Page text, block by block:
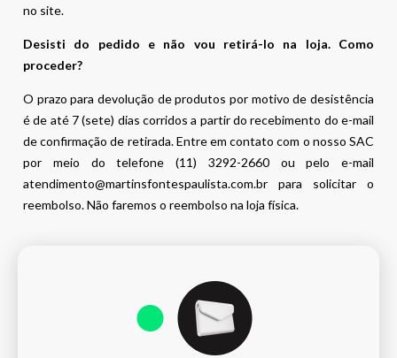
no site.
Desisti do pedido e não vou retirá-lo na loja. Como
proceder?
O prazo para devolução de produtos por motivo de desistência
é de até 7 (sete) dias corridos a partir do recebimento do e-mail
de confirmação de retirada. Entre em contato com o nosso SAC
por meio do telefone (11) 3292-2660 ou pelo e-mail
atendimento@martinsfontespaulista.com.br para solicitar o
reembolso. Não faremos o reembolso na loja física.